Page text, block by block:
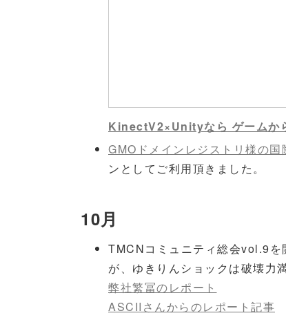
KinectV2×Unityなら ゲームか
GMOドメインレジストリ様の国
ンとしてご利用頂きました。
10月
TMCNコミュニティ総会vol.9を
が、ゆきりんショックは破壊力
弊社繁冨のレポート
ASCIIさんからのレポート記事